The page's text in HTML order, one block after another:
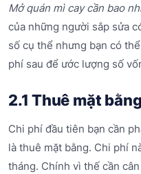
Mở quán mì cay cần bao
của những người sắp sửa
số cụ thể nhưng bạn có
phí sau để ước lượng số
2.1 Thuê mặt bằng
Chi phí đầu tiên bạn cần
là thuê mặt bằng. Chi phí
tháng. Chính vì thế cần